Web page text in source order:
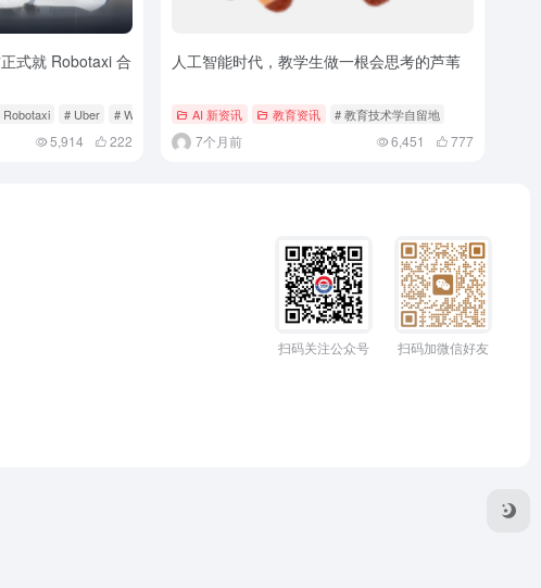
式就 Robotaxi 合
Robotaxi # Uber # Wayve
5,914 222
人工智能时代，教学生做一根会思考的芦苇
AI 新资讯 教育资讯 # 教育技术学自留地
7个月前 6,451 777
扫码关注公众号 扫码加微信好友